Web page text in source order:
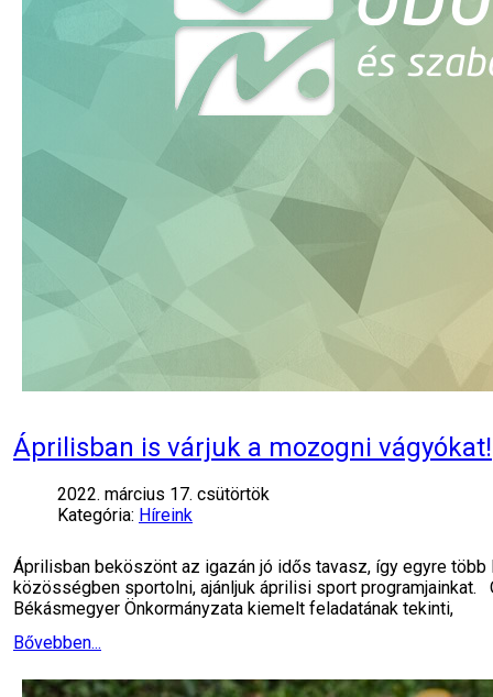
Áprilisban is várjuk a mozogni vágyókat!
2022. március 17. csütörtök
Kategória: Híreink
Áprilisban beköszönt az igazán jó idős tavasz, így egyre
közösségben sportolni, ajánljuk áprilisi sport programjainkat.
Békásmegyer Önkormányzata kiemelt feladatának tekinti,
Bővebben...